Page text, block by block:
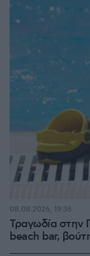
Τραγωδία στην
beach bar,
08.08.2026, 19:36